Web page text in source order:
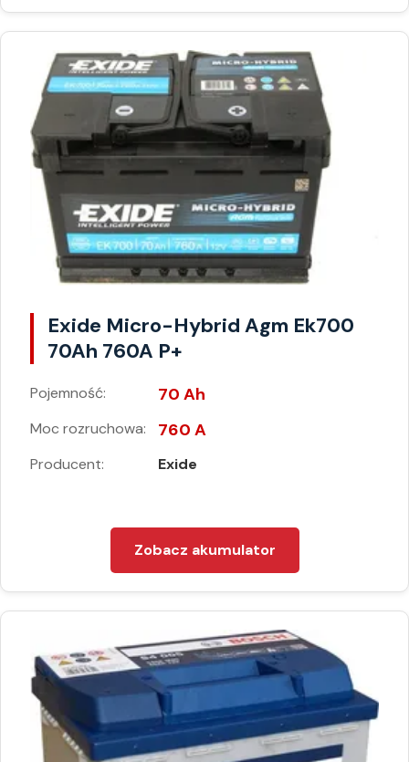
Exide Micro-Hybrid Agm Ek700
70Ah 760A P+
Pojemność: 70 Ah
Moc rozruchowa: 760 A
Producent: Exide
Zobacz akumulator